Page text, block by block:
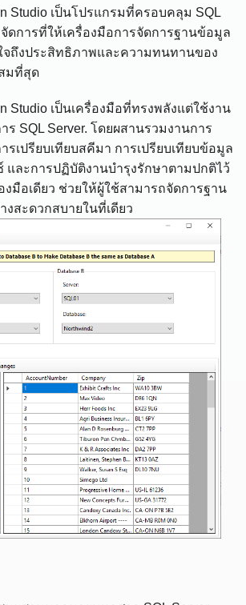
Studio เป็นโปรแกรมที่ครอบคลุม SQL
ดการที่ให้เครื่องมือการจัดการฐานข้อมูล
จถึงประสิทธิภาพและความทนทานของ
มที่สุด
Studio เป็นเครื่องมือที่ทรงพลังแต่ใช้งาน
ร SQL Server. โดยผสานรวมงานการ
รเปรียบเทียบสคีมา การเปรียบเทียบข้อมูล
และการปฏิบัติงานบำรุงรักษาตามปกติไว้
งมือเดียว ช่วยให้ผู้ใช้สามารถจัดการฐาน
สะดวกสบายในที่เดียว